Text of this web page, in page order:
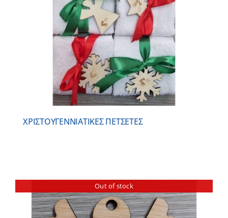
ΧΡΙΣΤΟΥΓΕΝΝΙΑΤΙΚΕΣ ΠΕΤΣΕΤΕΣ
Out of stock